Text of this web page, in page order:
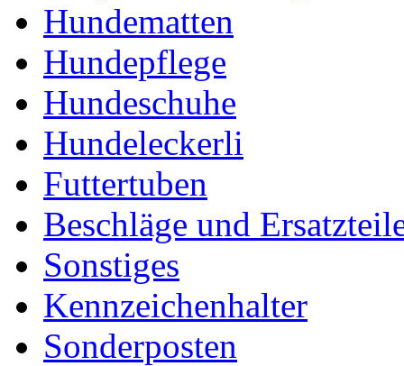
Hundematten
Hundepflege
Hundeschuhe
Hundeleckerli
Futtertuben
Beschläge und
Sonstiges
Kennzeichenhalter
Sonderposten